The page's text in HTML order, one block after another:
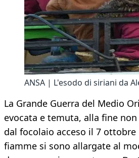
ANSA | L'esodo di siriani da
La Grande Guerra del Medio
evocata e temuta, alla fine
dal focolaio acceso il 7 ottobre
fiamme si sono allargate al